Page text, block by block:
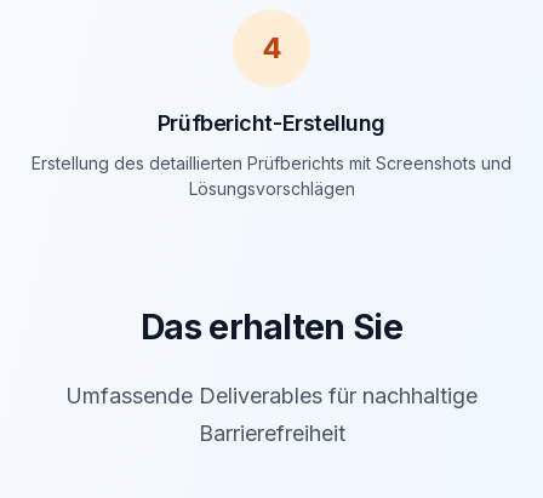
4
Prüfbericht-Erstellung
Erstellung des detaillierten Prüfberichts mit Screenshots und
Lösungsvorschlägen
Das erhalten Sie
Umfassende Deliverables für nachhaltige
Barrierefreiheit